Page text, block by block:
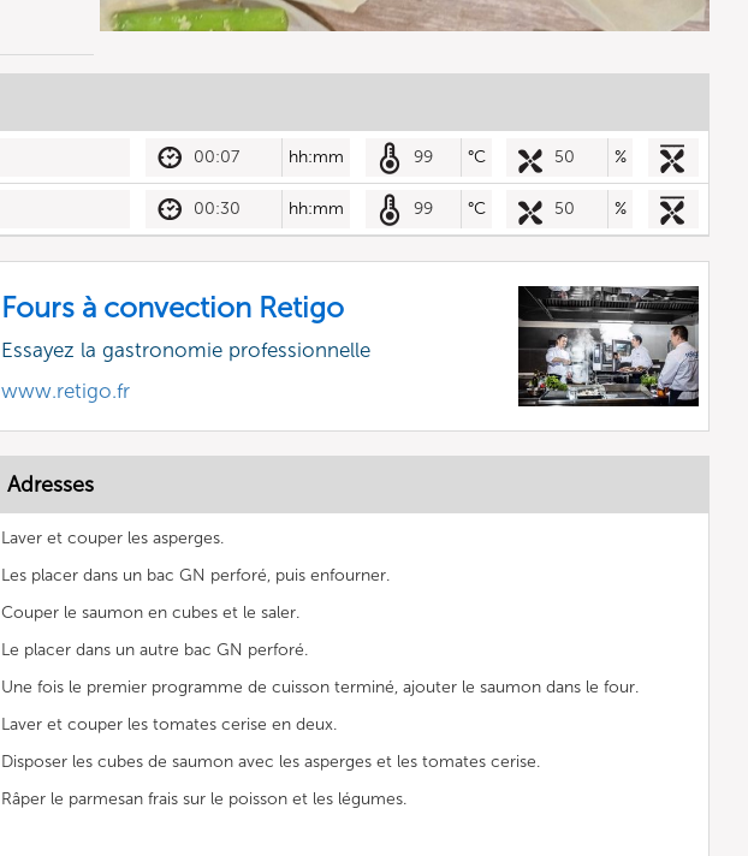
00:07 hh:mm 99 °C 50 %
00:30 hh:mm 99 °C 50 %
Fours à convection Retigo
Essayez la gastronomie professionnelle
www.retigo.fr
Adresses
Laver et couper les asperges.
Les placer dans un bac GN perforé, puis enfourner.
Couper le saumon en cubes et le saler.
Le placer dans un autre bac GN perforé.
Une fois le premier programme de cuisson terminé, ajouter le saumon dans le four.
Laver et couper les tomates cerise en deux.
Disposer les cubes de saumon avec les asperges et les tomates cerise.
Râper le parmesan frais sur le poisson et les légumes.